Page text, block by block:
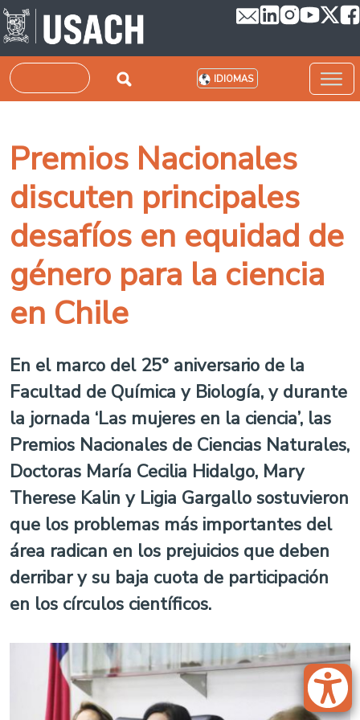
Pasar al contenido principal
Buscar IDIOMAS
Premios Nacionales
discuten principales
desafíos en equidad de
género para la ciencia
en Chile
En el marco del 25° aniversario de la
Facultad de Química y Biología, y durante
la jornada ‘Las mujeres en la ciencia’, las
Premios Nacionales de Ciencias Naturales,
Doctoras María Cecilia Hidalgo, Mary
Therese Kalin y Ligia Gargallo sostuvieron
que los problemas más importantes del
área radican en los prejuicios que deben
derribar y su baja cuota de participación
en los círculos científicos.